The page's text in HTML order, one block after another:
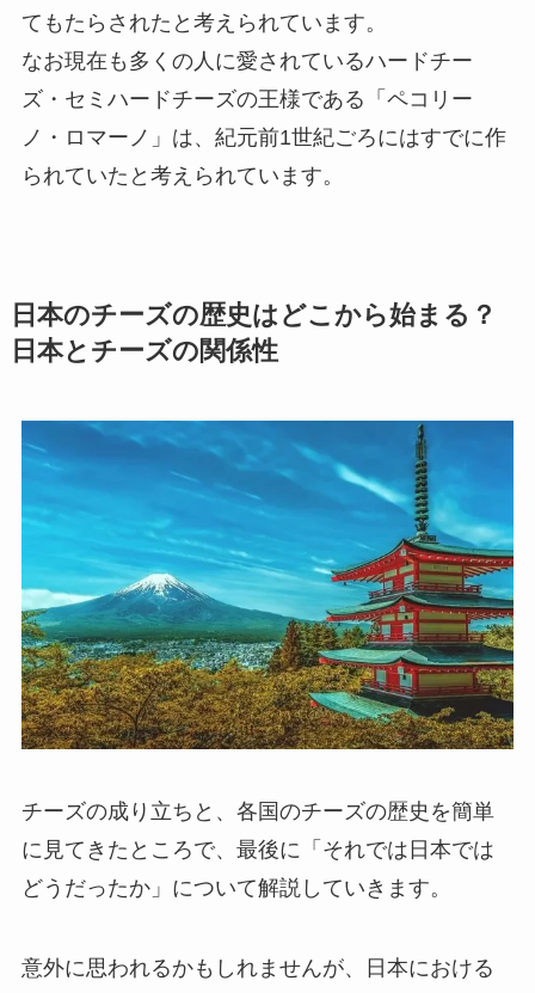
てもたらされたと考えられています。
なお現在も多くの人に愛されているハードチー
ズ・セミハードチーズの王様である「ペコリー
ノ・ロマーノ」は、紀元前1世紀ごろにはすでに作
られていたと考えられています。
日本のチーズの歴史はどこから始まる？
日本とチーズの関係性
チーズの成り立ちと、各国のチーズの歴史を簡単
に見てきたところで、最後に「それでは日本では
どうだったか」について解説していきます。
意外に思われるかもしれませんが、日本における